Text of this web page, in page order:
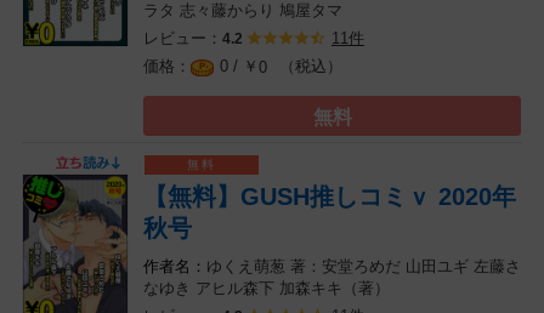
ラタ 志々藤からり 鳩屋タマ
レビュー： 4.2
11件
0 / ￥ 0 （税込）
無料
【無料】GUSH推しコミｖ 2020年
秋号
ゆくえ萌葱 著：安堂ろめだ 山田ユギ 左藤さ
なゆき アヒル森下 加森キキ（著）